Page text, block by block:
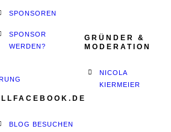
SPONSOREN
SPONSOR
WERDEN?
BLOG BESUCHEN
GRÜNDER &
MODERATION
NICOLA
KIERMEIER